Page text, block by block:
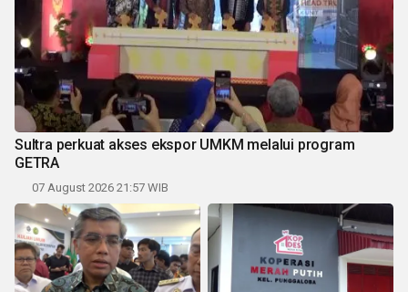
Sultra perkuat akses ekspor UMKM melalui program
GETRA
07 August 2026 21:57 WIB